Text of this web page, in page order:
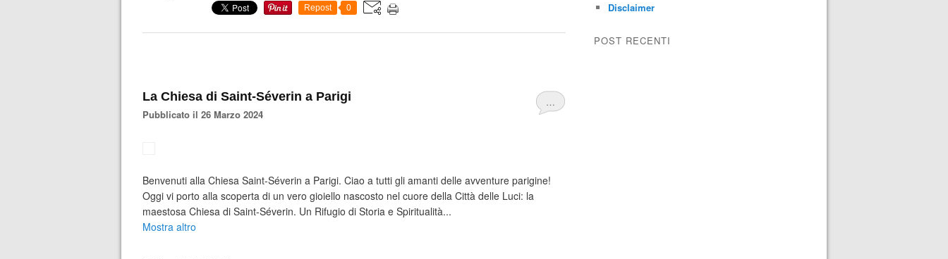
Repost 0
…
La Chiesa di Saint-Séverin a Parigi
Pubblicato il 26 Marzo 2024
Benvenuti alla Chiesa Saint-Séverin a Parigi. Ciao a tutti gli amanti delle avventure parigine!
Oggi vi porto alla scoperta di un vero gioiello nascosto nel cuore della Città delle Luci: la
maestosa Chiesa di Saint-Séverin. Un Rifugio di Storia e Spiritualità...
Mostra altro
Disclaimer
POST RECENTI